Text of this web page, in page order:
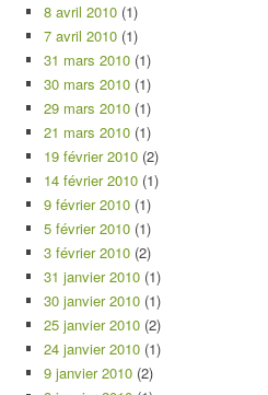
8 avril 2010 (1)
7 avril 2010 (1)
31 mars 2010 (1)
30 mars 2010 (1)
29 mars 2010 (1)
21 mars 2010 (1)
19 février 2010 (2)
14 février 2010 (1)
9 février 2010 (1)
5 février 2010 (1)
3 février 2010 (2)
31 janvier 2010 (1)
30 janvier 2010 (1)
25 janvier 2010 (2)
24 janvier 2010 (1)
9 janvier 2010 (2)